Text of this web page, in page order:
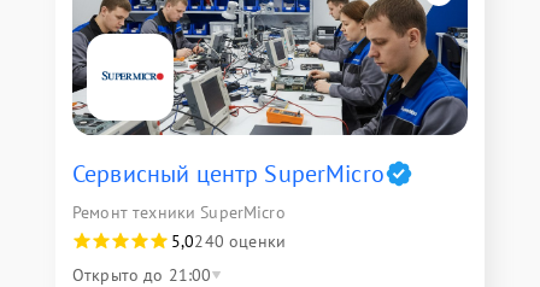
Сервисный центр SuperMicro
Ремонт техники SuperMicro
5,0240 оценки
Открыто до 21:00